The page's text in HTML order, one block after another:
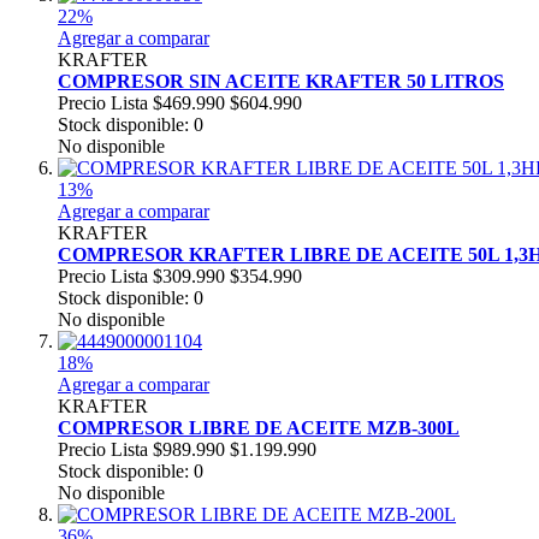
22%
Agregar a comparar
KRAFTER
COMPRESOR SIN ACEITE KRAFTER 50 LITROS
Precio Lista $469.990 $604.990
Stock disponible: 0
No disponible
13%
Agregar a comparar
KRAFTER
COMPRESOR KRAFTER LIBRE DE ACEITE 50L
Precio Lista $309.990 $354.990
Stock disponible: 0
No disponible
18%
Agregar a comparar
KRAFTER
COMPRESOR LIBRE DE ACEITE MZB-300L
Precio Lista $989.990 $1.199.990
Stock disponible: 0
No disponible